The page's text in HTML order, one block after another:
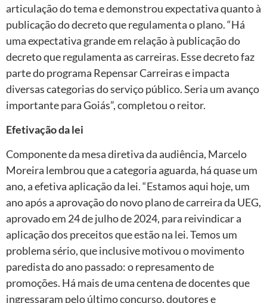
articulação do tema e demonstrou expectativa quanto à
publicação do decreto que regulamenta o plano. “Há
uma expectativa grande em relação à publicação do
decreto que regulamenta as carreiras. Esse decreto faz
parte do programa Repensar Carreiras e impacta
diversas categorias do serviço público. Seria um avanço
importante para Goiás”, completou o reitor.
Efetivação da lei
Componente da mesa diretiva da audiência, Marcelo
Moreira lembrou que a categoria aguarda, há quase um
ano, a efetiva aplicação da lei. “Estamos aqui hoje, um
ano após a aprovação do novo plano de carreira da UEG,
aprovado em 24 de julho de 2024, para reivindicar a
aplicação dos preceitos que estão na lei. Temos um
problema sério, que inclusive motivou o movimento
paredista do ano passado: o represamento de
promoções. Há mais de uma centena de docentes que
ingressaram pelo último concurso, doutores e